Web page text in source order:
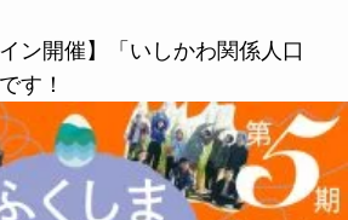
ン開催】「いしかわ関係人口
す！